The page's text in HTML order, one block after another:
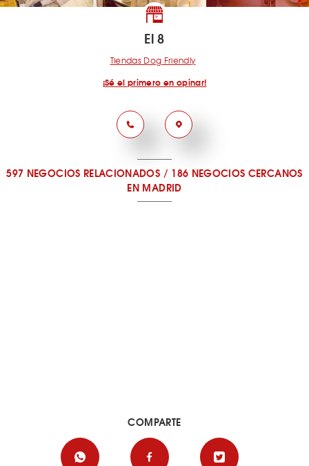
El 8
Tiendas Dog Friendly
¡Sé el primero en opinar!
597 NEGOCIOS RELACIONADOS / 186 NEGOCIOS CERCANOS
EN MADRID
COMPARTE